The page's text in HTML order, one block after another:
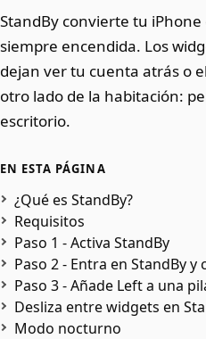
StandBy convierte tu
siempre encendida. Los
dejan ver tu cuenta atrás o
otro lado de la habitación:
escritorio.
EN ESTA PÁGINA
¿Qué es StandBy?
Requisitos
Paso 1 - Activa StandBy
Paso 2 - Entra en StandBy
Paso 3 - Añade Left a una
Desliza entre widgets en
Modo nocturno